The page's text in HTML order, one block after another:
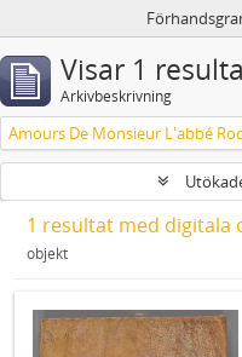
Visar 1
Arkivbeskrivning
1 resultat med digitala
objekt